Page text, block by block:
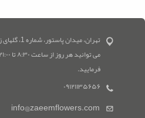
تهران، میدان پاستور، شماره 1، گلهای زعیم
فرمایید.
۰۹۱۲۱۱۳۵۶۵۶
info@zaeemflowers.com